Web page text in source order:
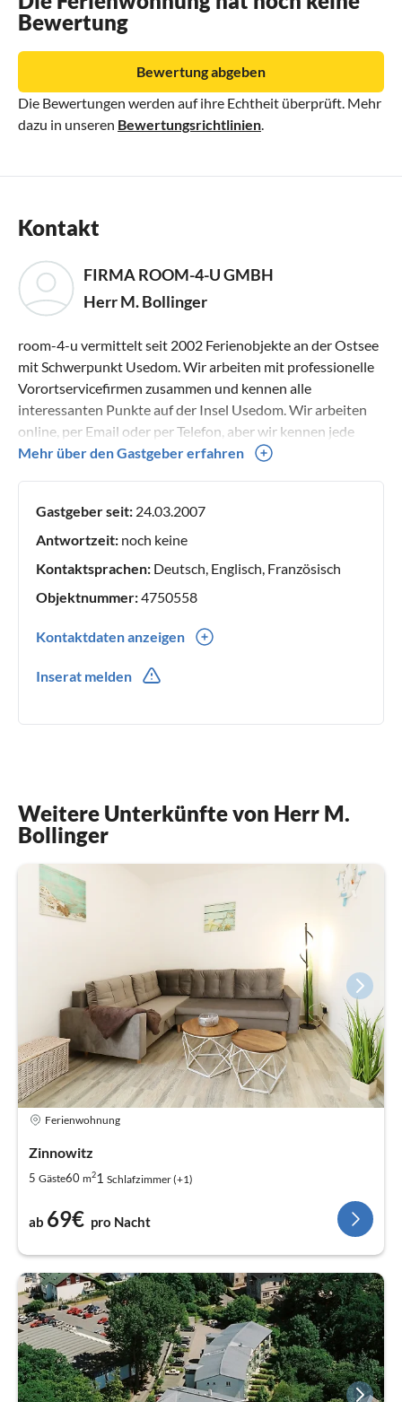
Bewertung
Die Bewertungen werden auf ihre Echtheit überprüft. Mehr
dazu in unseren Bewertungsrichtlinien
Bewertung abgeben
Kontakt
FIRMA ROOM-4-U GMBH
Herr M. Bollinger
room-4-u vermittelt seit 2002 Ferienobjekte an der Ostsee
mit Schwerpunkt Usedom. Wir arbeiten mit professionelle
Vorortservicefirmen zusammen und kennen alle
interessanten Punkte auf der Insel Usedom. Wir arbeiten
online, per Email oder per Telefon, aber wir kennen jede
Wohnung persönlich.
Mehr über den Gastgeber erfahren
Gastgeber seit: 24.03.2007
Antwortzeit: noch keine
Kontaktsprachen: Deutsch, Englisch, Französisch
Objektnummer:4750558
Kontaktdaten anzeigen
Inserat melden
Weitere Unterkünfte von Herr M.
Bollinger
Ferienwohnung
Zinnowitz
5 Gäste60 m21 Schlafzimmer (+1)
ab 69€ pro Nacht